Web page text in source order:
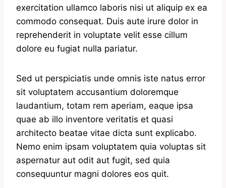
exercitation ullamco laboris nisi ut aliquip ex ea
commodo consequat. Duis aute irure dolor in
reprehenderit in voluptate velit esse cillum
dolore eu fugiat nulla pariatur.
Sed ut perspiciatis unde omnis iste natus error
sit voluptatem accusantium doloremque
laudantium, totam rem aperiam, eaque ipsa
quae ab illo inventore veritatis et quasi
architecto beatae vitae dicta sunt explicabo.
Nemo enim ipsam voluptatem quia voluptas sit
aspernatur aut odit aut fugit, sed quia
consequuntur magni dolores eos quit.